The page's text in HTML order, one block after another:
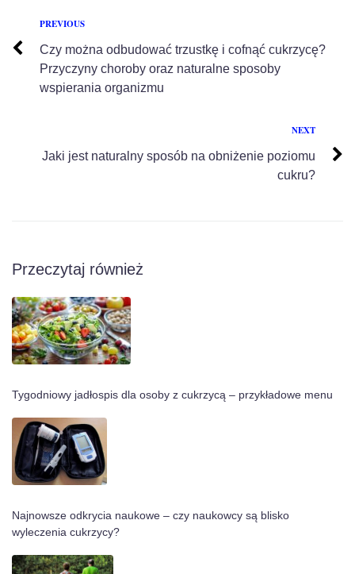
PREVIOUS
Czy można odbudować trzustkę i cofnąć cukrzycę?
Przyczyny choroby oraz naturalne sposoby
wspierania organizmu
NEXT
Jaki jest naturalny sposób na obniżenie poziomu
cukru?
Przeczytaj również
Tygodniowy jadłospis dla osoby z cukrzycą – przykładowe menu
Najnowsze odkrycia naukowe – czy naukowcy są blisko
wyleczenia cukrzycy?